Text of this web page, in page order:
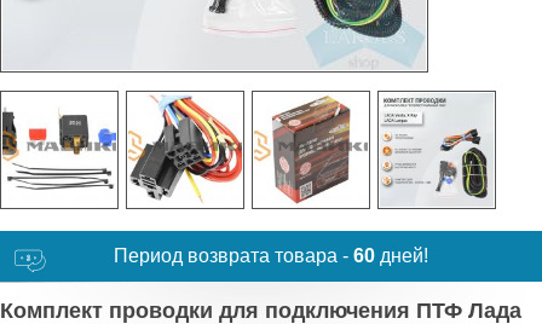
Период возврата товара - 60 дней!
Комплект проводки для подключения ПТФ Лада